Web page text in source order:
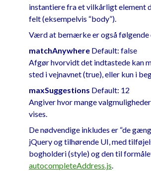
instantiere fra et vilkårligt element
felt (eksempelvis “body”).
Værd at bemærke er også følgende
matchAnywhere Default: false
Afgør hvorvidt det indtastede kan
sted i vejnavnet (true), eller kun i
maxSuggestions Default: 12
Angiver hvor mange
vises.
De nødvendige inkludes er “de
jQuery og tilhørende UI, med
bogholderi (style) og den til
autocompleteAddress.js.